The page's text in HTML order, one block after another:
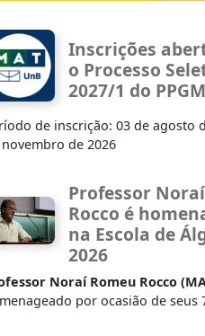
Inscrições
o Processo
2027/1 do
de inscrição: 03 de agosto
de 2026
Professor
Rocco é
na Escola de
2026
Noraí Romeu Rocco
por ocasião de seus